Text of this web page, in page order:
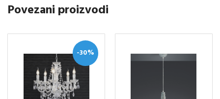
Povezani proizvodi
-30%